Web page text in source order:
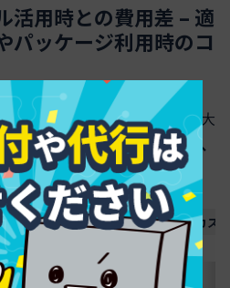
活用時との費用差 – 適
パッケージ利用時のコ
ムページ制作は、初期費用を大
すが、自由度や将来の拡張性、
られます。
初期費用 維持費
カス
万前後＋手数料 月額1万〜5万円
万円 月数百円〜数千円